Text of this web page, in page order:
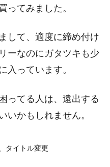
ってみました。
して、適度に締め付け
ーなのにガタツキも少
入っています。
ってる人は、遠出する
かもしれません。
タイトル変更